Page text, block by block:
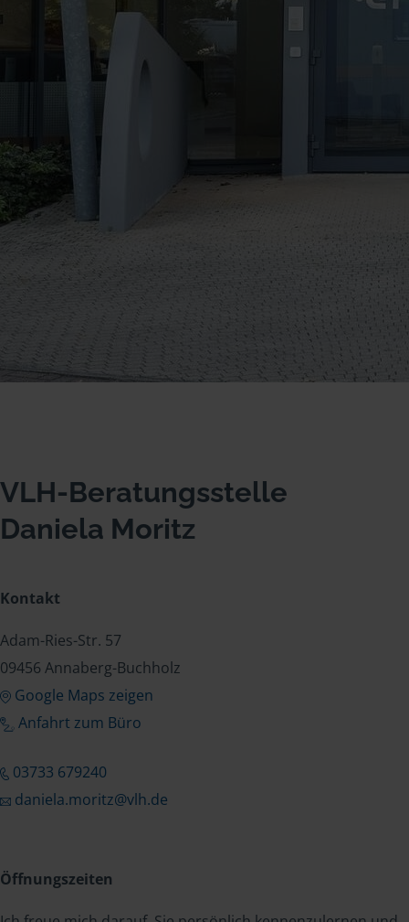
VLH-Beratungsstelle
Daniela Moritz
Kontakt
Adam-Ries-Str. 57
09456 Annaberg-Buchholz
Google Maps zeigen
Anfahrt zum Büro
03733 679240
daniela.moritz@vlh.de
Öffnungszeiten